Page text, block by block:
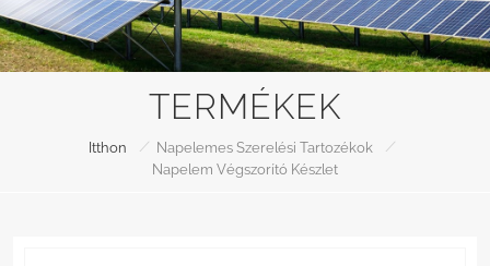
TERMÉKEK
Itthon / Napelemes Szerelési Tartozékok
/
Napelem Végszorító Készlet